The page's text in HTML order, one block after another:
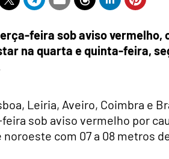
feira sob aviso vermelho,
na quarta e quinta-feira,
Leiria, Aveiro, Coimbra e
sob aviso vermelho por
com 07 a 08 metros